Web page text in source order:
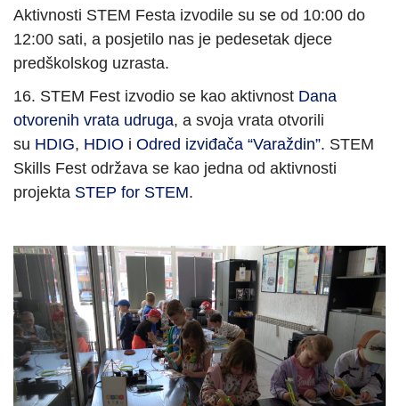
Aktivnosti STEM Festa izvodile su se od 10:00 do
12:00 sati, a posjetilo nas je pedesetak djece
predškolskog uzrasta.
16. STEM Fest izvodio se kao aktivnost Dana
otvorenih vrata udruga, a svoja vrata otvorili
su HDIG, HDIO i Odred izviđača “Varaždin”. STEM
Skills Fest održava se kao jedna od aktivnosti
projekta STEP for STEM.